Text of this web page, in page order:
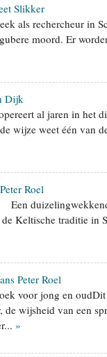
Slikker
als rechercheur in
moord. Er
Dijk
al jaren in het
wijze weet één van
Roel
Keltische traditie in
Peter Roel
voor jong en
de wijsheid van een
»